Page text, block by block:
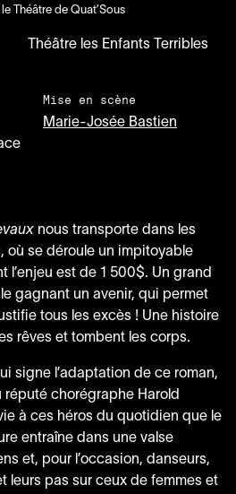
Théâtre de Quat’Sous
Théâtre les Enfants Terribles
Mise en scène
Marie-Josée Bastien
nous transporte dans les
où se déroule un impitoyable
l’enjeu est de
500$. Un grand
gagnant un avenir, qui permet
tous les excès ! Une histoire
rêves et tombent les corps.
signe l’adaptation de ce roman,
chorégraphe Harold
à ces héros du quotidien que le
entraîne dans une valse
et, pour l’occasion, danseurs,
leurs pas sur ceux de femmes et